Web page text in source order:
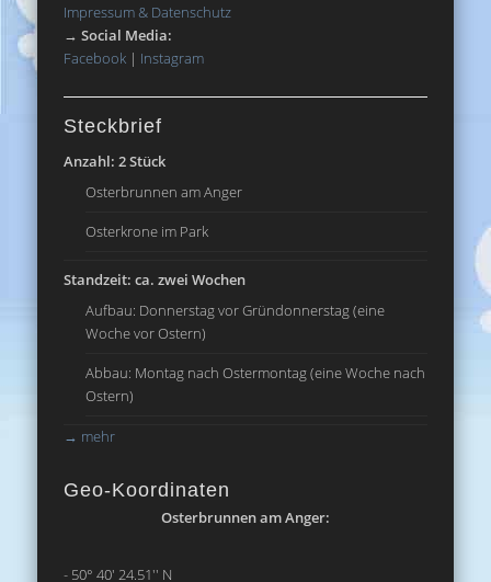
Impressum & Datenschutz
→Social Media:
Facebook | Instagram
Steckbrief
Anzahl: 2 Stück
Osterbrunnen am Anger
Osterkrone im Park
Standzeit: ca. zwei Wochen
Aufbau: Donnerstag vor Gründonnerstag (eine
Woche vor Ostern)
Abbau: Montag nach Ostermontag (eine Woche nach
Ostern)
→ mehr
Geo-Koordinaten
Osterbrunnen am Anger:
- 50° 40' 24.51'' N